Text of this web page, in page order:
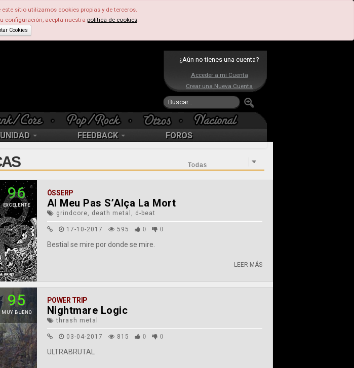
sitio utilizamos cookies propias y de terceros.
configuración, acepta nuestra política de cookies.
Cookies
¿Aún no tienes una cuenta?
Acceder a mi Cuenta
Crear una Nueva Cuenta
FEEDBACK FOROS
96
EXCELENTE
ÓSSERP
Al Meu Pas S’Alça La Mort
grindcore, death metal, d-beat
17-10-2017 595 0 0
Bestial se mire por donde se mire.
LEER MÁS
95
MUY BUENO
POWER TRIP
Nightmare Logic
thrash metal
03-04-2017 815 0 0
ULTRABRUTAL